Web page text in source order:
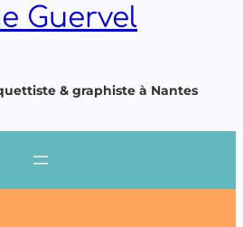
Guervel
& graphiste à Nantes